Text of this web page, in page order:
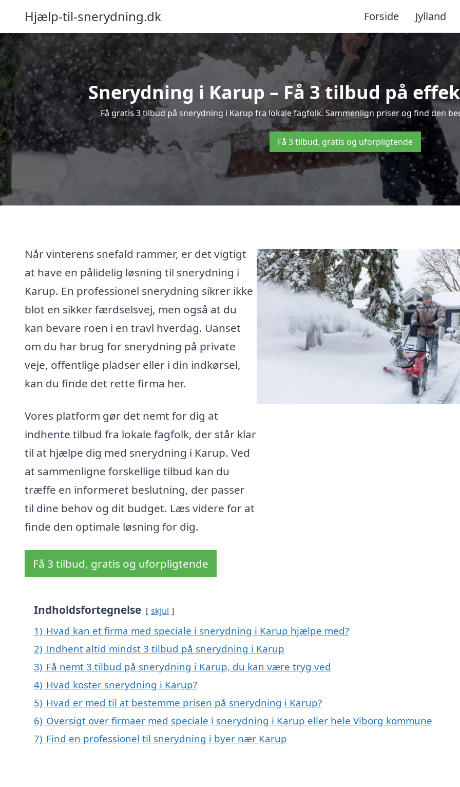
Hjælp-til-snerydning.dk Forside Jylland
Snerydning i Karup – Få 3 tilbud på
Få gratis 3 tilbud på snerydning i Karup fra lokale fagfolk. Sammenlign priser og find den
Få 3 tilbud, gratis og uforpligtende
Når vinterens snefald rammer, er det vigtigt
at have en pålidelig løsning til snerydning i
Karup. En professionel snerydning sikrer ikke
blot en sikker færdselsvej, men også at du
kan bevare roen i en travl hverdag. Uanset
om du har brug for snerydning på private
veje, offentlige pladser eller i din indkørsel,
kan du finde det rette firma her.
Vores platform gør det nemt for dig at
indhente tilbud fra lokale fagfolk, der står klar
til at hjælpe dig med snerydning i Karup. Ved
at sammenligne forskellige tilbud kan du
træffe en informeret beslutning, der passer
til dine behov og dit budget. Læs videre for at
finde den optimale løsning for dig.
Få 3 tilbud, gratis og uforpligtende
Indholdsfortegnelse skjul
1) Hvad kan et firma med speciale i snerydning i Karup hjælpe med?
2) Indhent altid mindst 3 tilbud på snerydning i Karup
3) Få nemt 3 tilbud på snerydning i Karup, du kan være tryg ved
4) Hvad koster snerydning i Karup?
5) Hvad er med til at bestemme prisen på snerydning i Karup?
6) Oversigt over firmaer med speciale i snerydning i Karup eller hele Viborg kommune
7) Find en professionel til snerydning i byer nær Karup